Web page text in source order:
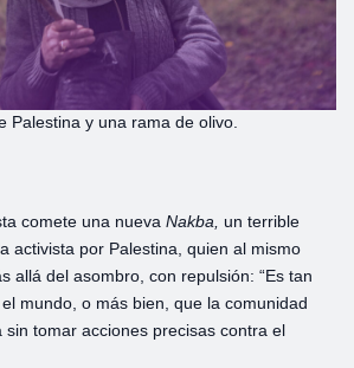
Palestina y una rama de olivo.
comete una nueva Nakba,
un terrible
activista por Palestina, quien al mismo
allá del asombro, con repulsión: “Es tan
mundo, o más bien, que la comunidad
sin tomar acciones precisas contra el